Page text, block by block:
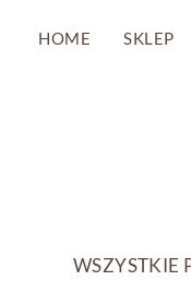
HOME SKLEP
WSZYSTKIE